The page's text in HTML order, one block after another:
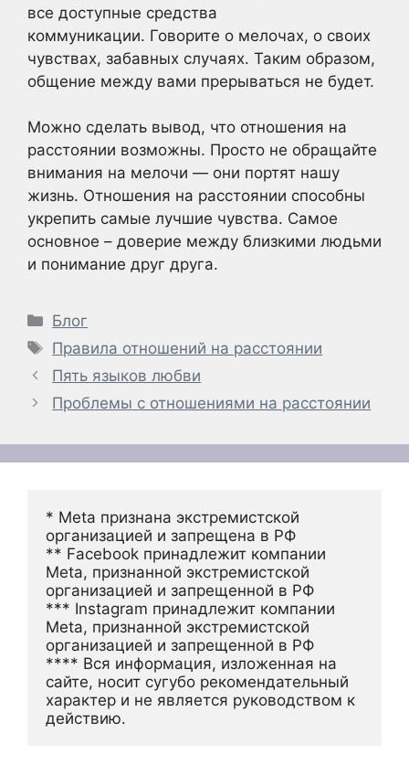
все доступные средства
коммуникации. Говорите о мелочах, о своих
чувствах, забавных случаях. Таким образом,
общение между вами прерываться не будет.
Можно сделать вывод, что отношения на
расстоянии возможны. Просто не обращайте
внимания на мелочи — они портят нашу
жизнь. Отношения на расстоянии способны
укрепить самые лучшие чувства. Самое
основное – доверие между близкими людьми
и понимание друг друга.
Рубрики
Блог
Метки
Правила отношений на расстоянии
Пять языков любви
Проблемы с отношениями на расстоянии
* Meta признана экстремистской
организацией и запрещена в РФ
** Facebook принадлежит компании
Meta, признанной экстремистской
организацией и запрещенной в РФ
*** Instagram принадлежит компании
Meta, признанной экстремистской
организацией и запрещенной в РФ
**** Вся информация, изложенная на
сайте, носит сугубо рекомендательный
характер и не является руководством к
действию.